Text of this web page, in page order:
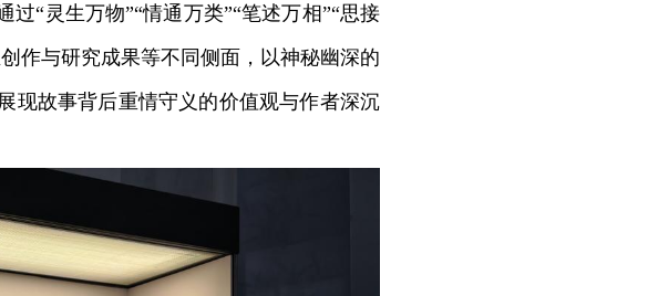
“灵生万物”“情通万类”“笔述万相”“思接
作与研究成果等不同侧面，以神秘幽深的
现故事背后重情守义的价值观与作者深沉